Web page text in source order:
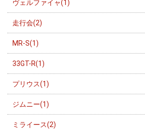
ヴェルファイャ(1)
走行会(2)
MR-S(1)
33GT-R(1)
プリウス(1)
ジムニー(1)
ミライース(2)